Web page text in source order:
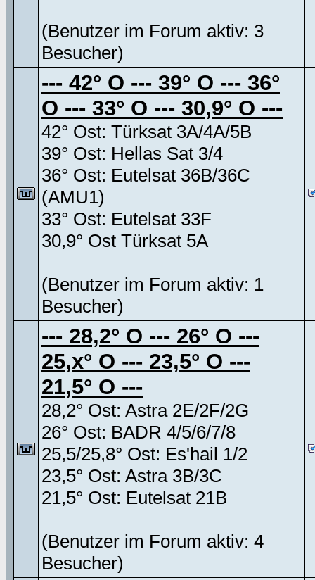
(Benutzer im Forum aktiv: 3
Besucher)
--- 42° O --- 39° O --- 36°
O --- 33° O --- 30,9° O ---
42° Ost: Türksat 3A/4A/5B
39° Ost: Hellas Sat 3/4
36° Ost: Eutelsat 36B/36C
(AMU1)
33° Ost: Eutelsat 33F
30,9° Ost Türksat 5A
(Benutzer im Forum aktiv: 1
Besucher)
--- 28,2° O --- 26° O ---
25,x° O --- 23,5° O ---
21,5° O ---
28,2° Ost: Astra 2E/2F/2G
26° Ost: BADR 4/5/6/7/8
25,5/25,8° Ost: Es'hail 1/2
23,5° Ost: Astra 3B/3C
21,5° Ost: Eutelsat 21B
(Benutzer im Forum aktiv: 4
Besucher)